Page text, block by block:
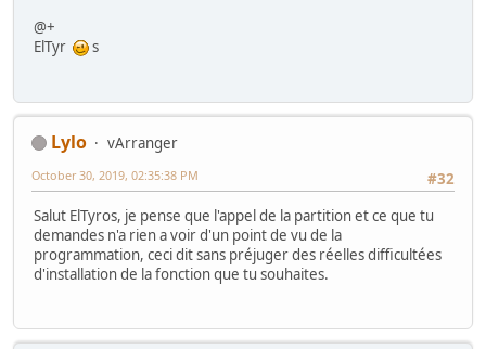
@+
ElTyr
s
Lylo
vArranger
#32
October 30, 2019, 02:35:38 PM
Salut ElTyros, je pense que l'appel de la partition et ce que tu
demandes n'a rien a voir d'un point de vu de la
programmation, ceci dit sans préjuger des réelles difficultées
d'installation de la fonction que tu souhaites.